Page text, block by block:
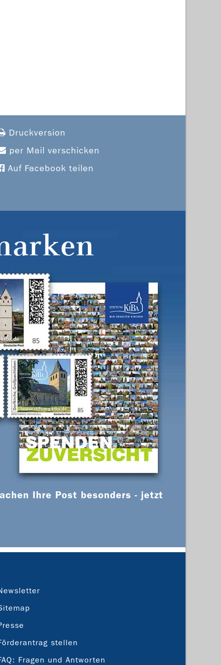
Druckversion
per Mail verschicken
Auf Facebook teilen
Ihre Post besonders - jetzt
stellen
Fragen und Antworten